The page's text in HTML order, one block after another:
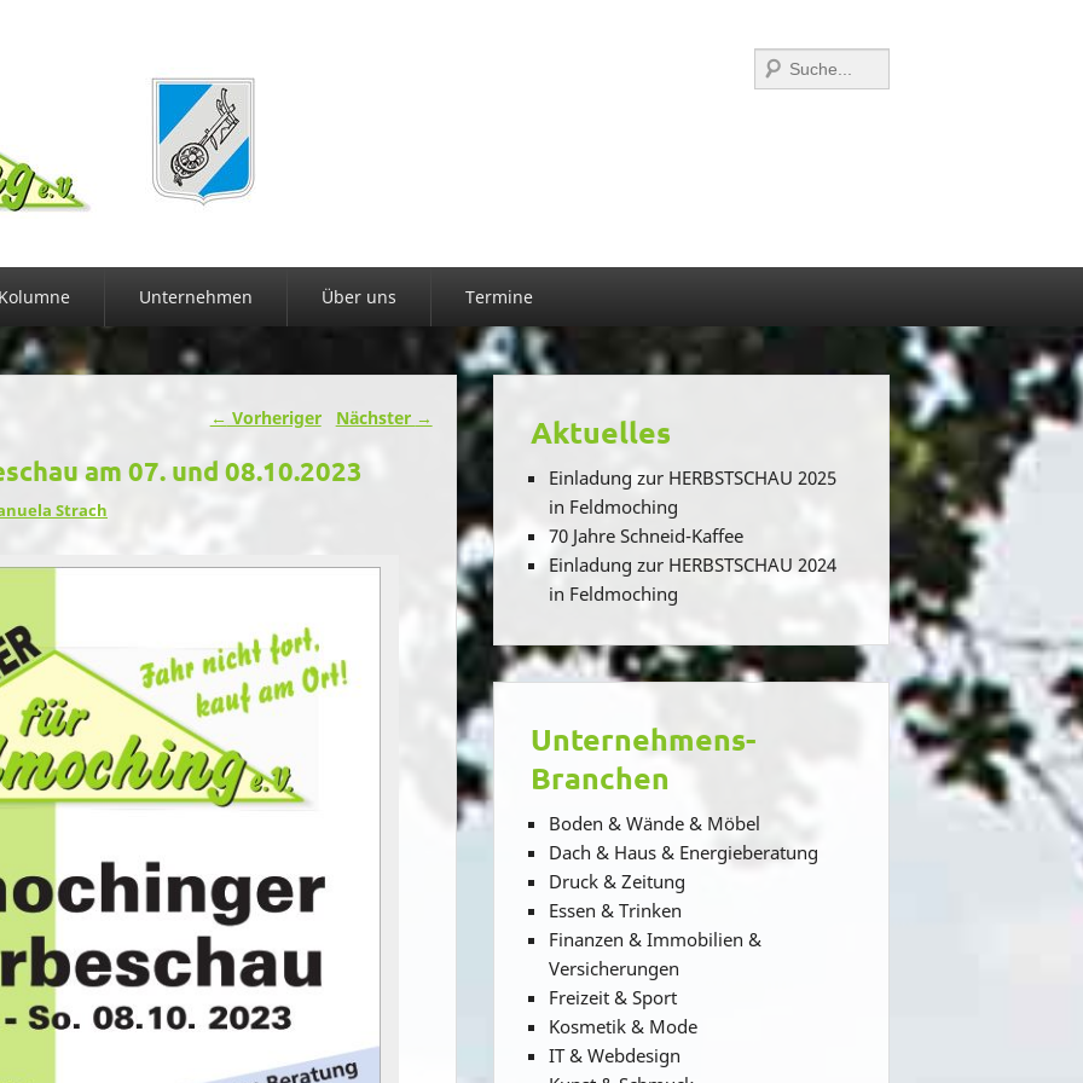
Suchen
Unternehmen Über uns Termine
← Vorheriger Nächster →
am 07. und 08.10.2023
Strach
Aktuelles
Einladung zur HERBSTSCHAU 2025
in Feldmoching
70 Jahre Schneid-Kaffee
Einladung zur HERBSTSCHAU 2024
in Feldmoching
Unternehmens-
Branchen
Boden & Wände & Möbel
Dach & Haus & Energieberatung
Druck & Zeitung
Essen & Trinken
Finanzen & Immobilien &
Versicherungen
Freizeit & Sport
Kosmetik & Mode
IT & Webdesign